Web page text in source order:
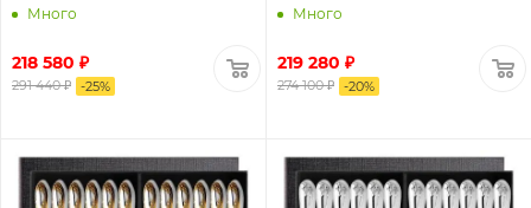
Много
218 580 ₽
291 440 ₽ -25%
Много
219 280 ₽
274 100 ₽ -20%